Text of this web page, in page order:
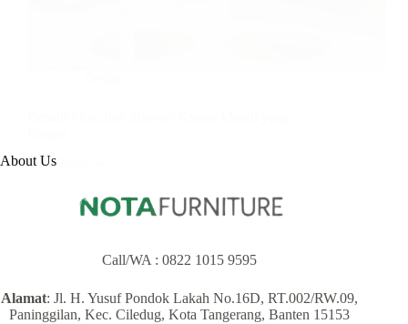
Read More
Desain
About Us
Call/WA :0822 1015 9595
Alamat: Jl. H. Yusuf Pondok Lakah No.16D, RT.002/RW.09,
Paninggilan, Kec. Ciledug, Kota Tangerang, Banten 15153